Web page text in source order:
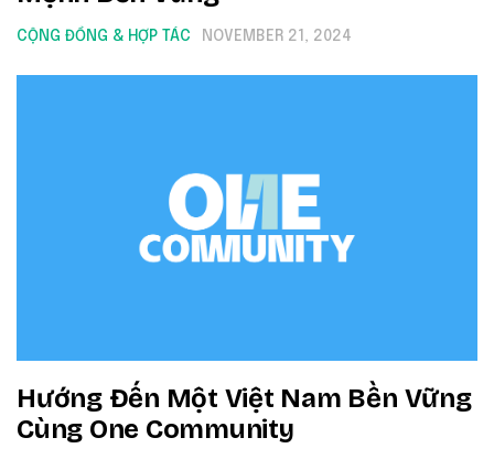
CỘNG ĐỒNG & HỢP TÁC NOVEMBER 21, 2024
Hướng Đến Một Việt Nam Bền Vững
Cùng One Community